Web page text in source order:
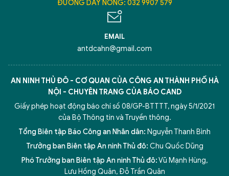
ĐƯỜNG DÂY NÓNG: 032 9907 579
EMAIL
antdcahn@gmail.com
AN NINH THỦ ĐÔ - CƠ QUAN CỦA CÔNG AN THÀNH PHỐ HÀ
NỘI - CHUYÊN TRANG CỦA BÁO CAND
Giấy phép hoạt động báo chí số 08/GP-BTTTT, ngày 5/1/2021
của Bộ Thông tin và Truyền thông.
Tổng Biên tập Báo Công an Nhân dân: Nguyễn Thanh Bình
Trưởng ban Biên tập An ninh Thủ đô: Chu Quốc Dũng
Phó Trưởng ban Biên tập An ninh Thủ đô:Vũ Mạnh Hùng,
Lưu Hồng Quân, Đỗ Trần Quân
5 điểm nghẽn của Hà Nội giải pháp xử lý điểm nghẽn của